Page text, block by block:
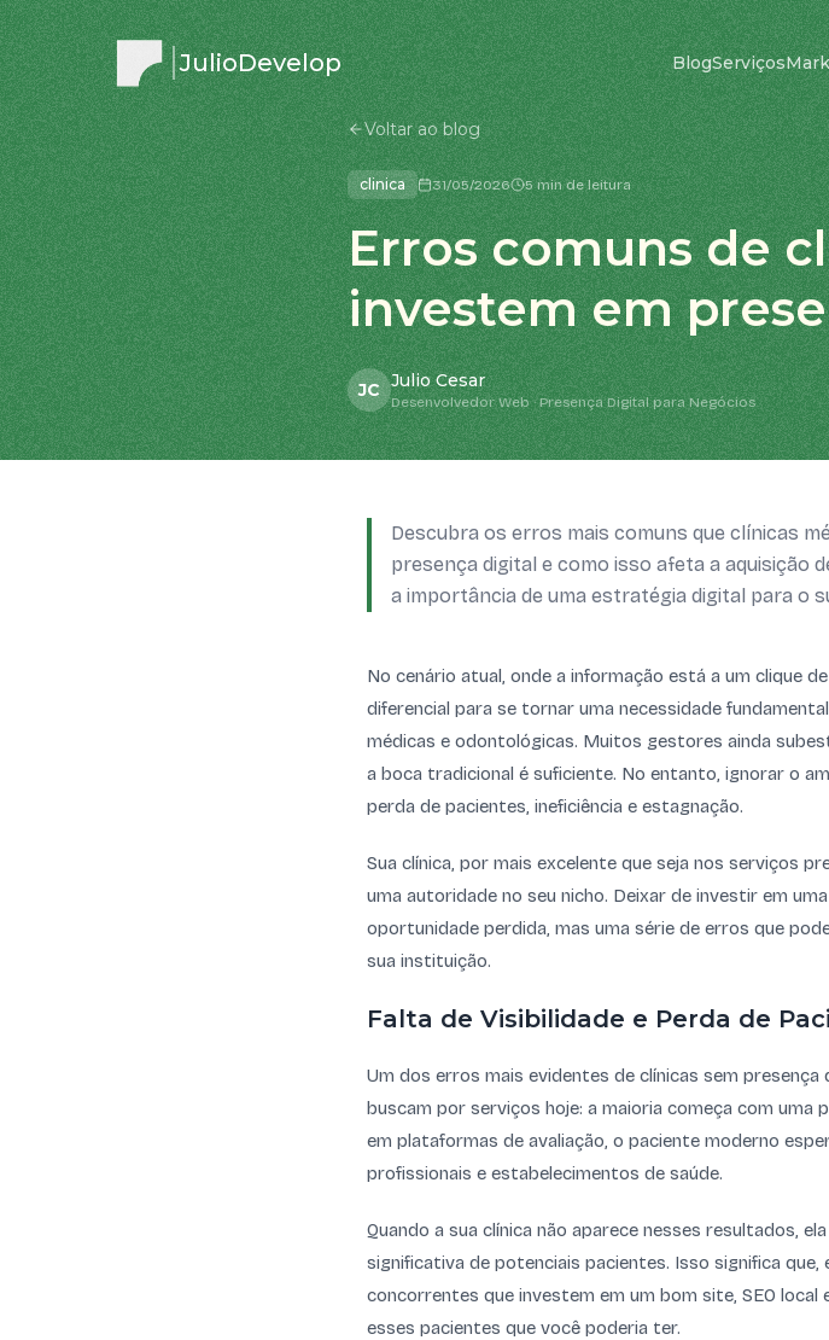
JulioDevelop BlogServiços
Voltar ao blog
clinica 31/05/2026 5 min de leitura
Erros comuns de
investem em
JC Julio Cesar
Desenvolvedor Web · Presença Digital para Negócios
Descubra os erros mais comuns que clínicas
presença digital e como isso afeta a aquisição
a importância de uma estratégia digital para o
No cenário atual, onde a informação está a um clique
diferencial para se tornar uma necessidade
médicas e odontológicas. Muitos gestores ainda
a boca tradicional é suficiente. No entanto, ignorar o
perda de pacientes, ineficiência e estagnação.
Sua clínica, por mais excelente que seja nos serviços
uma autoridade no seu nicho. Deixar de investir em
oportunidade perdida, mas uma série de erros que
sua instituição.
Falta de Visibilidade e Perda de
Um dos erros mais evidentes de clínicas sem
buscam por serviços hoje: a maioria começa com uma
em plataformas de avaliação, o paciente moderno
profissionais e estabelecimentos de saúde.
Quando a sua clínica não aparece nesses resultados,
significativa de potenciais pacientes. Isso significa
concorrentes que investem em um bom site, SEO
esses pacientes que você poderia ter.